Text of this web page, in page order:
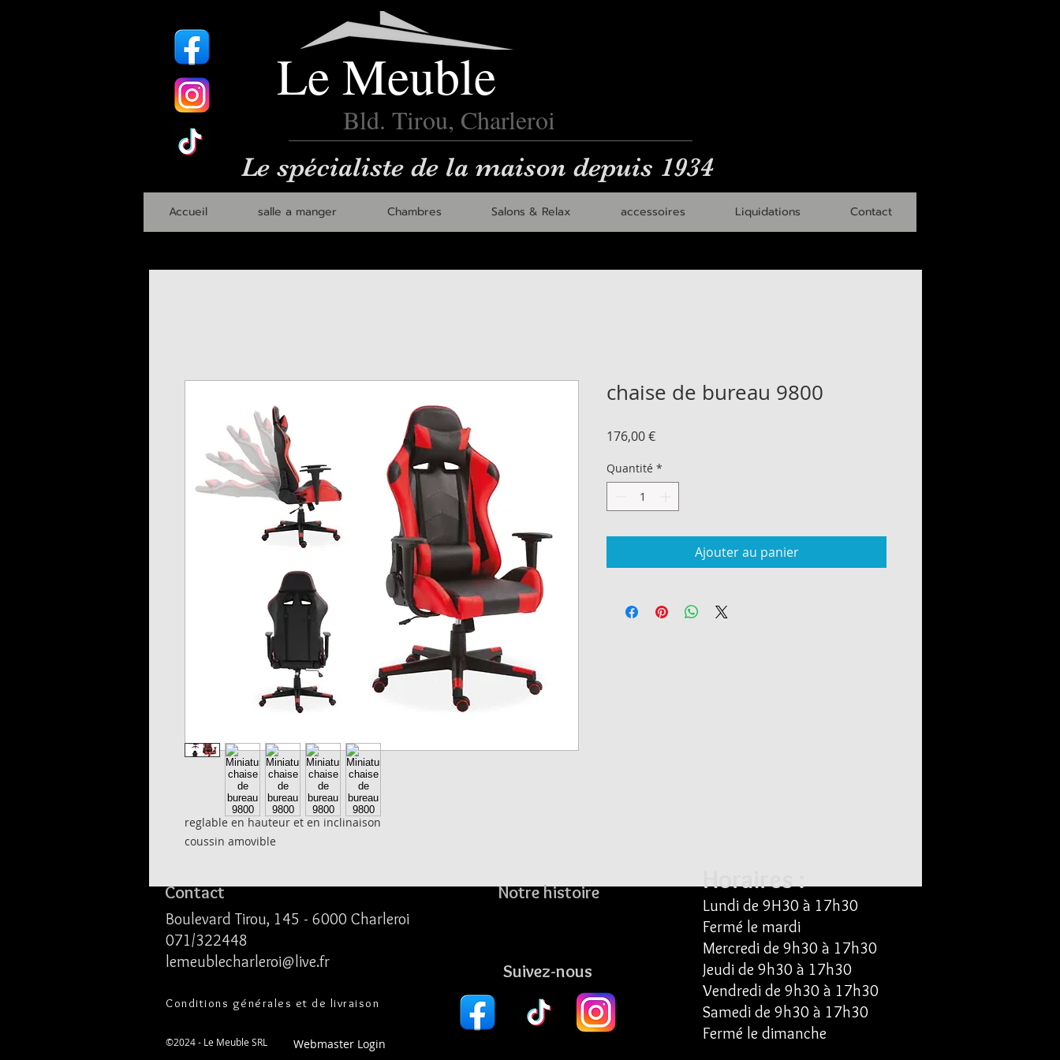
Le Meuble
Bld. Tirou, Charleroi
Le spécialiste de la maison depuis 1934
Accueil salle a manger Chambres Salons & Relax accessoires Liquidations Contact
reglable en hauteur et en inclinaison
coussin amovible
chaise de bureau 9800
176,00 €Prix
Quantité *
Ajouter au panier
Contact
Boulevard Tirou, 145 - 6000 Charleroi
071/322448
lemeublecharleroi@live.fr
Conditions générales et de livraison
©2024- Le Meuble SRL Webmaster Login
Notre histoire
Suivez-nous
Horaires :
Lundi de 9H30 à 17h30
Fermé le mardi
Mercredi de 9h30 à 17h30
Jeudi de 9h30 à 17h30
Vendredi de 9h30 à 17h30
Samedi de 9h30 à 17h30
Fermé le dimanche